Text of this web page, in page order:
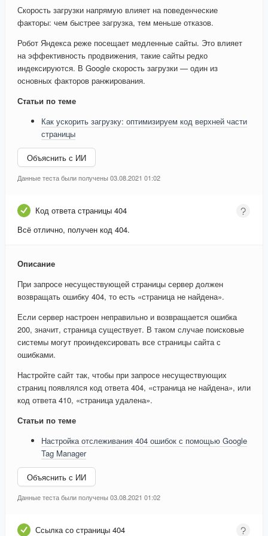
Скорость загрузки напрямую влияет на поведенческие
факторы: чем быстрее загрузка, тем меньше отказов.
Робот Яндекса реже посещает медленные сайты. Это влияет
на эффективность продвижения, такие сайты редко
индексируются. В Google скорость загрузки — один из
основных факторов ранжирования.
Статьи по теме
Как ускорить загрузку: оптимизируем код верхней части
страницы
Объяснить с ИИ
Данные теста были получены 03.08.2021 01:02
Код ответа страницы 404
Всё отлично, получен код 404.
Описание
При запросе несуществующей страницы сервер должен
возвращать ошибку 404, то есть «страница не найдена».
Если сервер настроен неправильно и возвращается ошибка
200, значит, страница существует. В таком случае поисковые
системы могут проиндексировать все страницы сайта с
ошибками.
Настройте сайт так, чтобы при запросе несуществующих
страниц появлялся код ответа 404, «страница не найдена», или
код ответа 410, «страница удалена».
Статьи по теме
Настройка отслеживания 404 ошибок с помощью Google
Tag Manager
Объяснить с ИИ
Данные теста были получены 03.08.2021 01:02
Ссылка со страницы 404